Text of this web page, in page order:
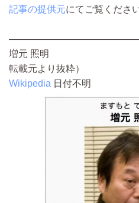
記事の提供元にてご覧ください
増元 照明
転載元より抜粋）
Wikipedia 日付不明